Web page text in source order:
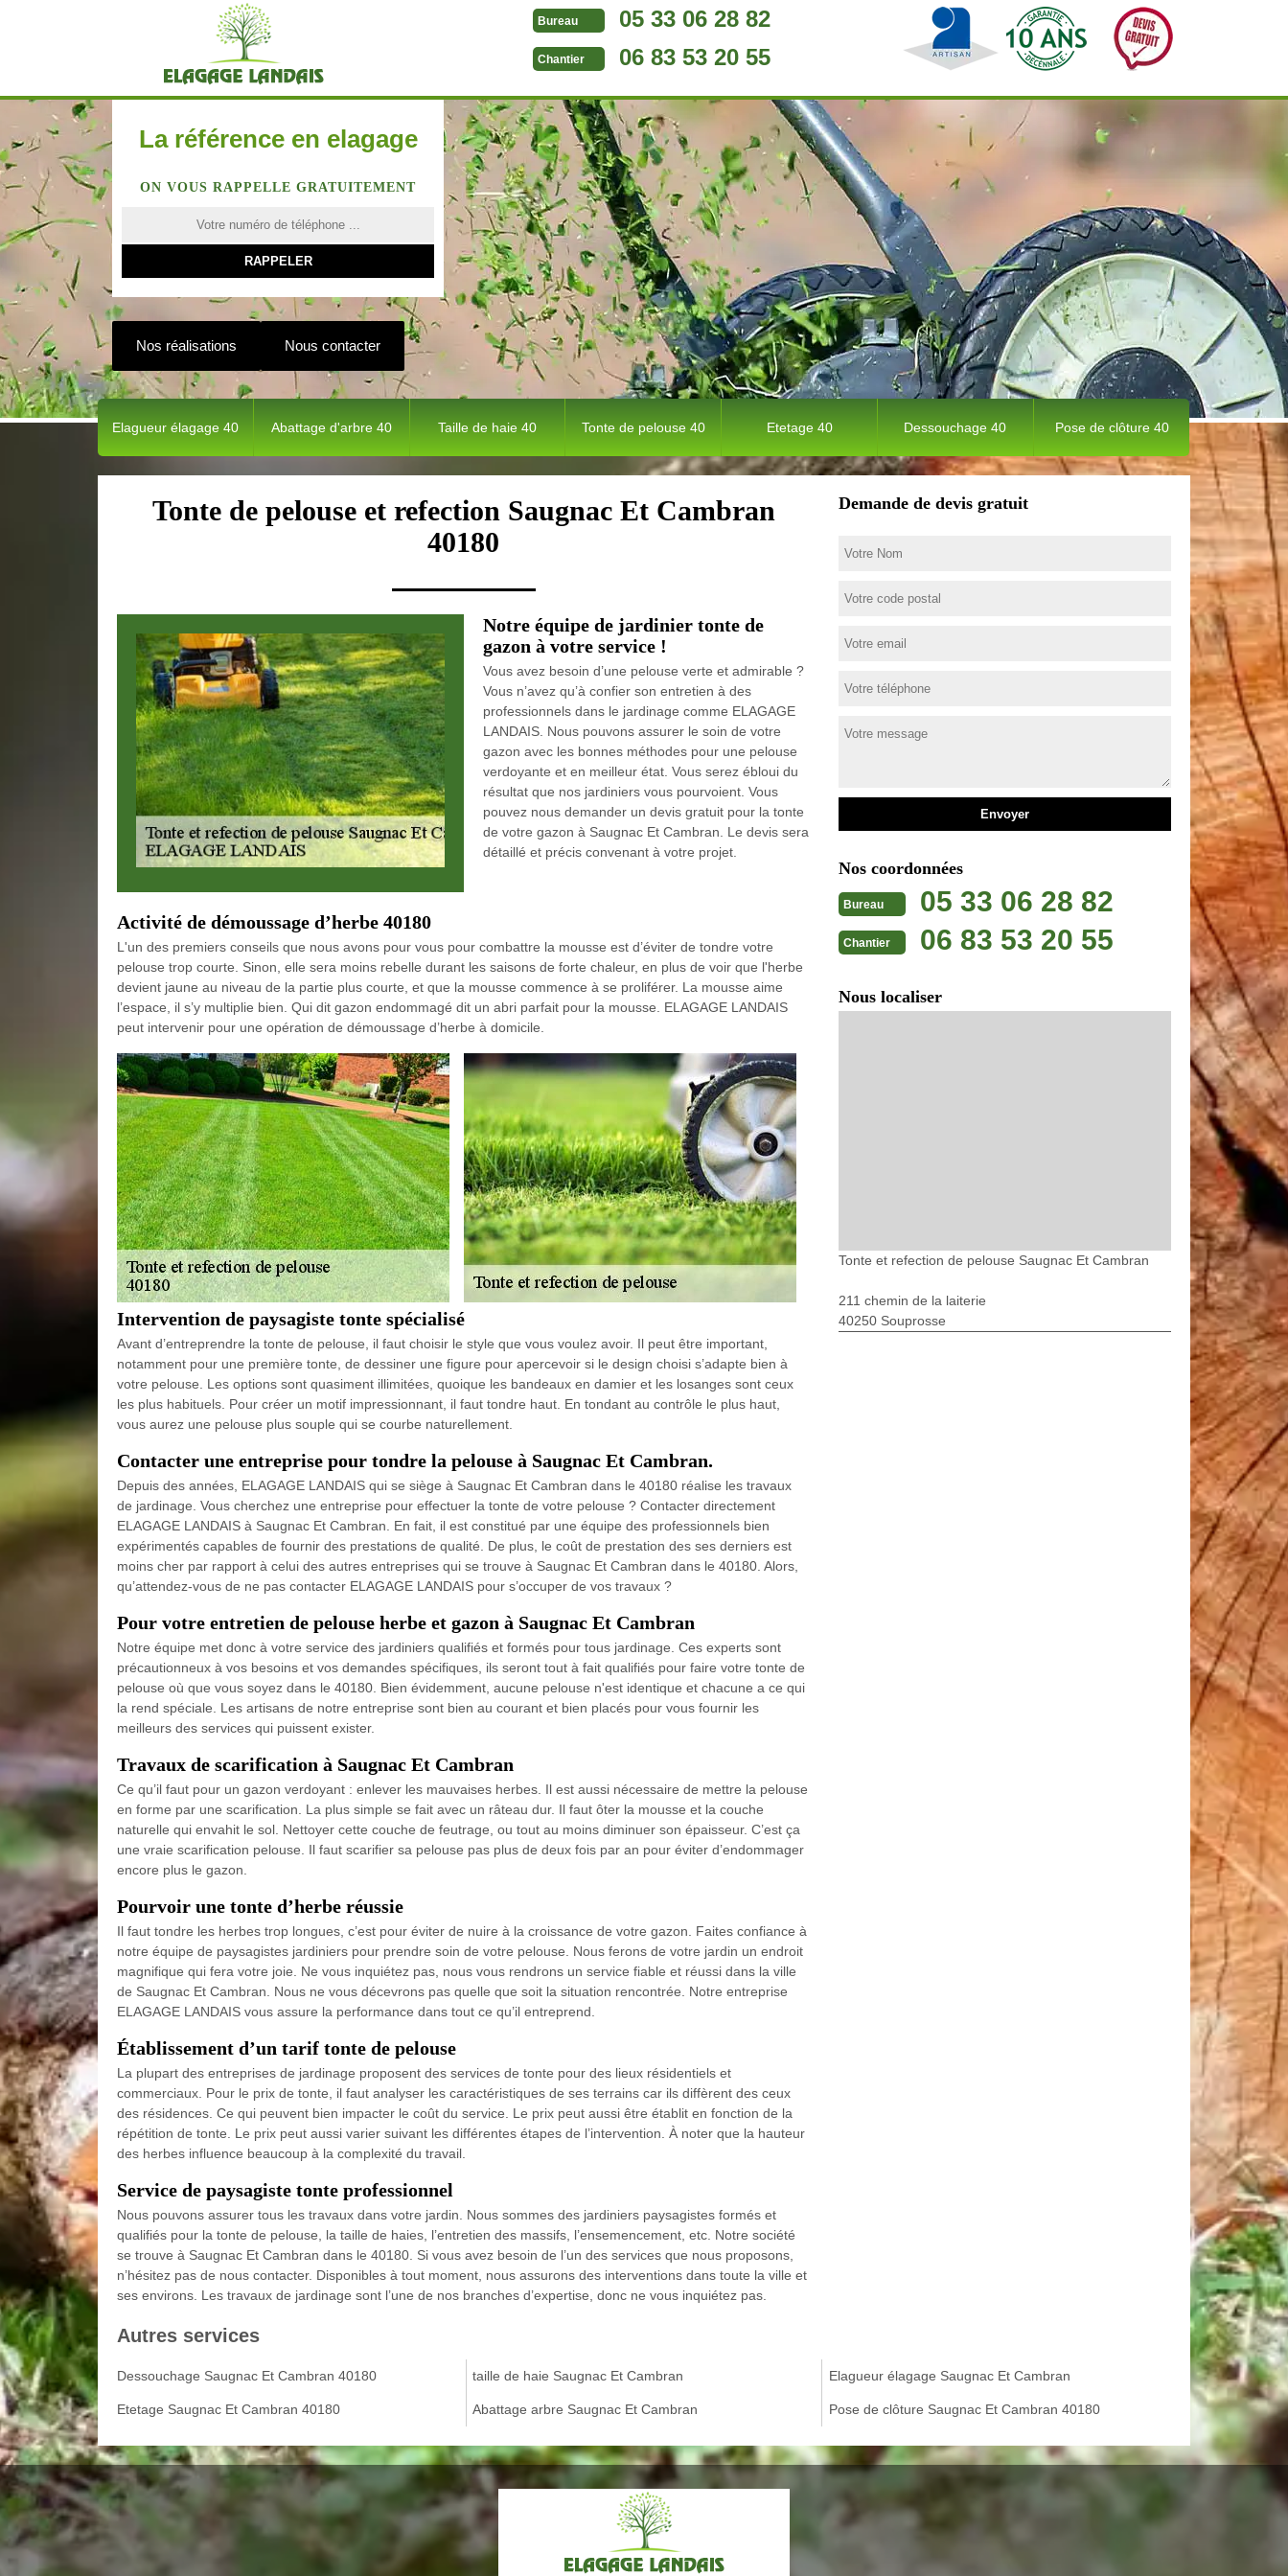
Bureau 05 33 06 28 82
Chantier 06 83 53 20 55
La référence en elagage
ON VOUS RAPPELLE GRATUITEMENT
Nos réalisations Nous contacter
Elagueur élagage 40 Abattage d'arbre 40 Taille de haie 40 Tonte de pelouse 40 Etetage 40 Dessouchage 40 Pose de clôture 40
Tonte de pelouse et refection Saugnac Et Cambran
40180
Notre équipe de jardinier tonte de
gazon à votre service !
Vous avez besoin d’une pelouse verte et admirable ?
Vous n’avez qu’à confier son entretien à des
professionnels dans le jardinage comme ELAGAGE
LANDAIS. Nous pouvons assurer le soin de votre
gazon avec les bonnes méthodes pour une pelouse
verdoyante et en meilleur état. Vous serez ébloui du
résultat que nos jardiniers vous pourvoient. Vous
pouvez nous demander un devis gratuit pour la tonte
de votre gazon à Saugnac Et Cambran. Le devis sera
détaillé et précis convenant à votre projet.
Activité de démoussage d’herbe 40180
L'un des premiers conseils que nous avons pour vous pour combattre la mousse est d’éviter de tondre votre
pelouse trop courte. Sinon, elle sera moins rebelle durant les saisons de forte chaleur, en plus de voir que l'herbe
devient jaune au niveau de la partie plus courte, et que la mousse commence à se proliférer. La mousse aime
l’espace, il s’y multiplie bien. Qui dit gazon endommagé dit un abri parfait pour la mousse. ELAGAGE LANDAIS
peut intervenir pour une opération de démoussage d’herbe à domicile.
Intervention de paysagiste tonte spécialisé
Avant d’entreprendre la tonte de pelouse, il faut choisir le style que vous voulez avoir. Il peut être important,
notamment pour une première tonte, de dessiner une figure pour apercevoir si le design choisi s’adapte bien à
votre pelouse. Les options sont quasiment illimitées, quoique les bandeaux en damier et les losanges sont ceux
les plus habituels. Pour créer un motif impressionnant, il faut tondre haut. En tondant au contrôle le plus haut,
vous aurez une pelouse plus souple qui se courbe naturellement.
Contacter une entreprise pour tondre la pelouse à Saugnac Et Cambran.
Depuis des années, ELAGAGE LANDAIS qui se siège à Saugnac Et Cambran dans le 40180 réalise les travaux
de jardinage. Vous cherchez une entreprise pour effectuer la tonte de votre pelouse ? Contacter directement
ELAGAGE LANDAIS à Saugnac Et Cambran. En fait, il est constitué par une équipe des professionnels bien
expérimentés capables de fournir des prestations de qualité. De plus, le coût de prestation des ses derniers est
moins cher par rapport à celui des autres entreprises qui se trouve à Saugnac Et Cambran dans le 40180. Alors,
qu’attendez-vous de ne pas contacter ELAGAGE LANDAIS pour s’occuper de vos travaux ?
Pour votre entretien de pelouse herbe et gazon à Saugnac Et Cambran
Notre équipe met donc à votre service des jardiniers qualifiés et formés pour tous jardinage. Ces experts sont
précautionneux à vos besoins et vos demandes spécifiques, ils seront tout à fait qualifiés pour faire votre tonte de
pelouse où que vous soyez dans le 40180. Bien évidemment, aucune pelouse n'est identique et chacune a ce qui
la rend spéciale. Les artisans de notre entreprise sont bien au courant et bien placés pour vous fournir les
meilleurs des services qui puissent exister.
Travaux de scarification à Saugnac Et Cambran
Ce qu’il faut pour un gazon verdoyant : enlever les mauvaises herbes. Il est aussi nécessaire de mettre la pelouse
en forme par une scarification. La plus simple se fait avec un râteau dur. Il faut ôter la mousse et la couche
naturelle qui envahit le sol. Nettoyer cette couche de feutrage, ou tout au moins diminuer son épaisseur. C’est ça
une vraie scarification pelouse. Il faut scarifier sa pelouse pas plus de deux fois par an pour éviter d’endommager
encore plus le gazon.
Pourvoir une tonte d’herbe réussie
Il faut tondre les herbes trop longues, c’est pour éviter de nuire à la croissance de votre gazon. Faites confiance à
notre équipe de paysagistes jardiniers pour prendre soin de votre pelouse. Nous ferons de votre jardin un endroit
magnifique qui fera votre joie. Ne vous inquiétez pas, nous vous rendrons un service fiable et réussi dans la ville
de Saugnac Et Cambran. Nous ne vous décevrons pas quelle que soit la situation rencontrée. Notre entreprise
ELAGAGE LANDAIS vous assure la performance dans tout ce qu’il entreprend.
Établissement d’un tarif tonte de pelouse
La plupart des entreprises de jardinage proposent des services de tonte pour des lieux résidentiels et
commerciaux. Pour le prix de tonte, il faut analyser les caractéristiques de ses terrains car ils diffèrent des ceux
des résidences. Ce qui peuvent bien impacter le coût du service. Le prix peut aussi être établit en fonction de la
répétition de tonte. Le prix peut aussi varier suivant les différentes étapes de l’intervention. À noter que la hauteur
des herbes influence beaucoup à la complexité du travail.
Service de paysagiste tonte professionnel
Nous pouvons assurer tous les travaux dans votre jardin. Nous sommes des jardiniers paysagistes formés et
qualifiés pour la tonte de pelouse, la taille de haies, l’entretien des massifs, l’ensemencement, etc. Notre société
se trouve à Saugnac Et Cambran dans le 40180. Si vous avez besoin de l’un des services que nous proposons,
n’hésitez pas de nous contacter. Disponibles à tout moment, nous assurons des interventions dans toute la ville et
ses environs. Les travaux de jardinage sont l’une de nos branches d’expertise, donc ne vous inquiétez pas.
Demande de devis gratuit
Nos coordonnées
Bureau 05 33 06 28 82
Chantier 06 83 53 20 55
Nous localiser
Tonte et refection de pelouse Saugnac Et Cambran
211 chemin de la laiterie
40250 Souprosse
Autres services
Dessouchage Saugnac Et Cambran 40180
Etetage Saugnac Et Cambran 40180
taille de haie Saugnac Et Cambran
Abattage arbre Saugnac Et Cambran
Elagueur élagage Saugnac Et Cambran
Pose de clôture Saugnac Et Cambran 40180